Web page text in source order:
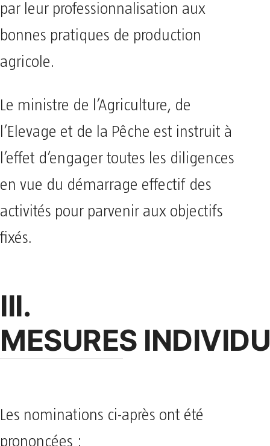
par leur professionnalisation aux
bonnes pratiques de production
agricole.
Le ministre de l’Agriculture, de
l’Elevage et de la Pêche est instruit à
l’effet d’engager toutes les diligences
en vue du démarrage effectif des
activités pour parvenir aux objectifs
fixés.
III.
MESURES
Les nominations ci-après ont été
prononcées :